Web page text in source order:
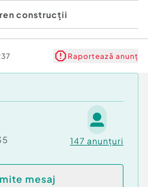
construcții
Raportează anunț
147 anunțuri
mesaj